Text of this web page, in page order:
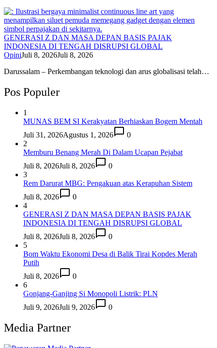
GENERASI Z DAN MASA DEPAN BASIS PAJAK
INDONESIA DI TENGAH DISRUPSI GLOBAL
OpiniJuli 8, 2026Juli 8, 2026
Darussalam – Perkembangan teknologi dan arus globalisasi telah…
Pos Populer
1
MUNAS BEM SI Kerakyatan Berhiaskan Bogem Mentah
Juli 31, 2026Agustus 1, 2026
0
2
Memburu Benang Merah Di Dalam Ucapan Pejabat
Juli 8, 2026Juli 8, 2026
0
3
Rem Darurat MBG: Pengakuan atas Kerapuhan Sistem
Juli 8, 2026
0
4
GENERASI Z DAN MASA DEPAN BASIS PAJAK
INDONESIA DI TENGAH DISRUPSI GLOBAL
Juli 8, 2026Juli 8, 2026
0
5
Bom Waktu Ekonomi Desa di Balik Tirai Kopdes Merah
Putih
Juli 8, 2026
0
6
Gonjang-Ganjing Si Monopoli Listrik: PLN
Juli 9, 2026Juli 9, 2026 0
Media Partner